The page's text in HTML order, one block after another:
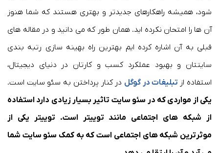
شود، همیشه راهکارهای جدیدتر و بهتری هستند که شما هنوز
آن ها را امتحان نکرده اید. همان طور که می دانید و در مقاله های
قبلی به آن اشاره کرده ایم بهترین راه بهینه سازی رتبه بندی
سایتتان و بهبود عملکرد کسب و کارتان در دنیای دیجیتال،
استفاده از تبلیغات در گوگل در کنار پرداختن به سئو سایت است.
یکی از مواردی که در سئو سایت تاثیر بسیار زیادی دارد استفاده
از شبکه های اجتماعی مانند توییتر است. توییتر یکی از
موثرترین شبکه های اجتماعی است که به کمک سئو سایت شما